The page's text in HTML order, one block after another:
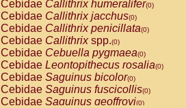
PitheciidaeChiropotes satanas(0)
PitheciidaePithecia monachus
PitheciidaePithecia pithecia(0)
CercopithecidaeCercocebus agilis
CercopithecidaeCercocebus
CercopithecidaeCercocebus
CercopithecidaeCercocebus
CercopithecidaeCercocebus
CercopithecidaeCercocebushybrid
Cebidae Callithrix humeralifer(0)
Cebidae Callithrix jacchus(0)
Cebidae Callithrix penicillata(0)
Cebidae Callithrixspp.(0)
Cebidae Cebuella pygmaea(0)
Cebidae Leontopithecus rosalia(0)
Cebidae Saguinus bicolor(0)
Cebidae Saguinus fuscicollis(0)
Cebidae Saguinus geoffroyi(0)